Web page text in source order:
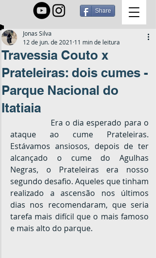
Share
Travessia Couto x
Prateleiras: dois cumes -
Parque Nacional do
Itatiaia
Jonas Silva
12 de jun. de 2021 11 min de leitura
ataque ao cume Prateleiras.
Estávamos ansiosos, depois de ter
alcançado o cume do Agulhas
Negras, o Prateleiras era nosso
segundo desafio. Aqueles que tinham
realizado a ascensão nos últimos
dias nos recomendaram, que seria
tarefa mais difícil que o mais famoso
e mais alto do parque.